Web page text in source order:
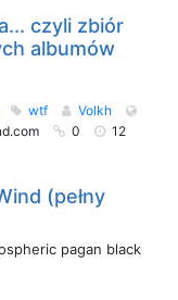
czyli zbiór
albumów
wtf
Volkh
0
12
(pełny
pagan black